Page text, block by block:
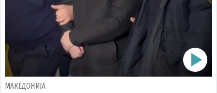
МАКЕДОНИЈА